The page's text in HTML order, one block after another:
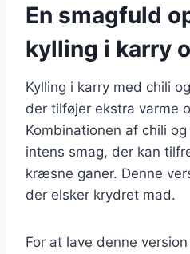
En smagfuld
kylling i karry
Kylling i karry med chili
der tilføjer ekstra varme
Kombinationen af chili
intens smag, der kan
kræsne ganer. Denne
der elsker krydret mad.
For at lave denne